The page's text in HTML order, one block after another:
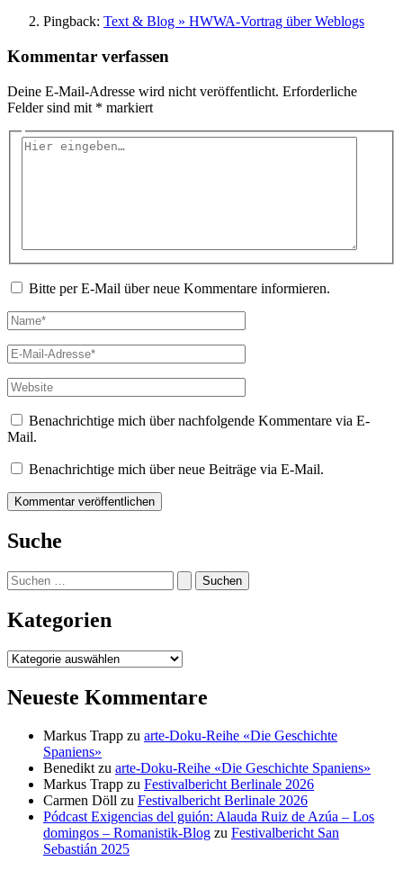
Pingback: Text & Blog » HWWA-Vortrag über Weblogs
Kommentar verfassen
Deine E-Mail-Adresse wird nicht veröffentlicht. Erforderliche
Felder sind mit * markiert
Hier
Bitte per E-Mail über neue Kommentare informieren.
Name*
E-
Mail-
Adresse*
Website
Benachrichtige mich über nachfolgende Kommentare via E-
Mail.
Benachrichtige mich über neue Beiträge via E-Mail.
Suche
Suchen
nach:
Kategorien
Kategorien
Neueste Kommentare
Markus Trapp zu arte-Doku-Reihe «Die Geschichte
Spaniens»
Benedikt zu arte-Doku-Reihe «Die Geschichte Spaniens»
Markus Trapp zu Festivalbericht Berlinale 2026
Carmen Döll zu Festivalbericht Berlinale 2026
Pódcast Exigencias del guión: Alauda Ruiz de Azúa – Los
domingos – Romanistik-Blog zu Festivalbericht San
Sebastián 2025